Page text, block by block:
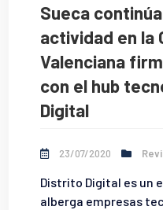
Sueca
actividad en la
Valenciana
con el hub
Digital
23/07/2020
Distrito Digital es un
alberga empresas